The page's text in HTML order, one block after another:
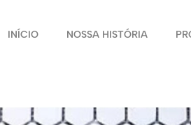
INÍCIO NOSSA HISTÓRIA